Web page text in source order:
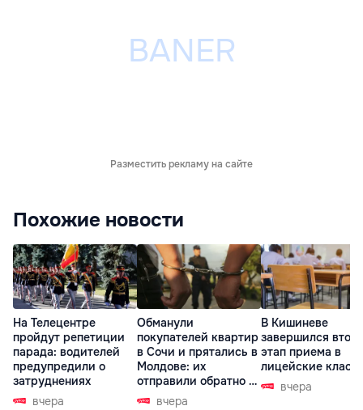
Разместить рекламу на сайте
Похожие новости
На Телецентре
пройдут репетиции
парада: водителей
предупредили о
затруднениях
вчера
Обманули
покупателей квартир
в Сочи и прятались в
Молдове: их
отправили обратно в
РФ вчера
В Кишиневе
завершился
этап приема в
лицейские
вчера